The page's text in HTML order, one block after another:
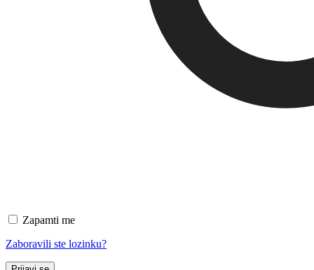
Zapamti me
Zaboravili ste lozinku?